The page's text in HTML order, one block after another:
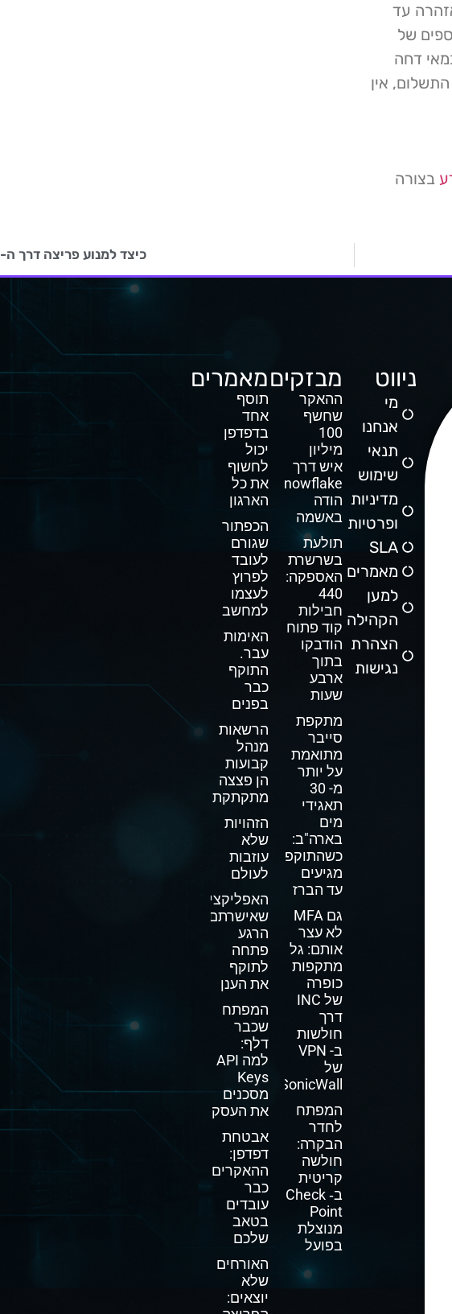
עד
הכספים של
מהבנק לשלוח את הכסף בחזרה. ב- 22 במאי דחה
אין
בצורה
כיצד למנוע פריצה דרך ה-WiFi שלכם?
ניווט
מי
אנחנו
תנאי
שימוש
מדיניות
ופרטיות
SLA
מאמרים
למען
הקהילה
הצהרת
נגישות
מבזקים
ההאקר
שחשף
100
מיליון
איש דרך
Snowflake
הודה
באשמה
תולעת
בשרשרת
האספקה:
440
חבילות
קוד פתוח
הודבקו
בתוך
ארבע
שעות
מתקפת
סייבר
מתואמת
על יותר
מ- 30
תאגידי
מים
בארה"ב:
כשהתוקפים
מגיעים
עד הברז
גם MFA
לא עצר
אותם: גל
מתקפות
כופרה
של INC
דרך
חולשות
ב- VPN
של
SonicWall
המפתח
לחדר
הבקרה:
חולשה
קריטית
ב‑ Check
Point
מנוצלת
בפועל
מאמרים
תוסף
אחד
בדפדפן
יכול
לחשוף
את כל
הארגון
הכפתור
שגורם
לעובד
לפרוץ
לעצמו
למחשב
האימות
עבר.
התוקף
כבר
בפנים
הרשאות
מנהל
קבועות
הן פצצה
מתקתקת
הזהויות
שלא
עוזבות
לעולם
האפליקציה
שאישרתם
הרגע
פתחה
לתוקף
את הענן
המפתח
שכבר
דלף:
למה API
Keys
מסכנים
את העסק
אבטחת
דפדפן:
ההאקרים
כבר
עובדים
בטאב
שלכם
האורחים
שלא
יוצאים: